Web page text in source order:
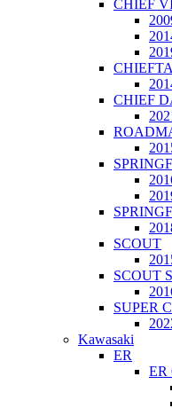
CHIEF
CHIEF
SCOUT
SCOUT
SUPER
Kawasaki
ER
ER